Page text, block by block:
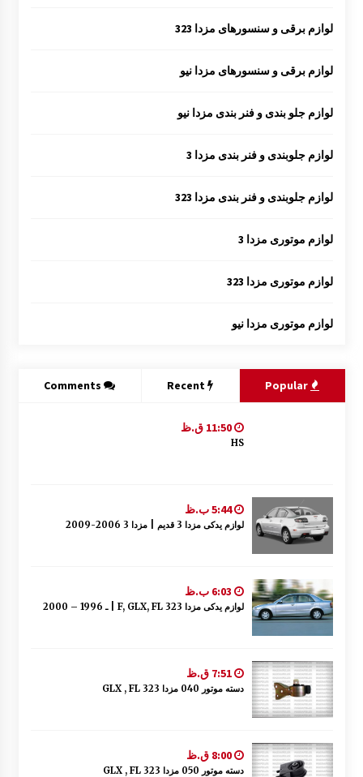
لوازم برقی و سنسورهای مزدا 323
لوازم برقی و سنسورهای مزدا نیو
لوازم جلو بندی و فنر بندی مزدا نیو
لوازم جلوبندی و فنر بندی مزدا 3
لوازم جلوبندی و فنر بندی مزدا 323
لوازم موتوری مزدا 3
لوازم موتوری مزدا 323
لوازم موتوری مزدا نیو
Recent
Comments
11:50 ق.ظ
HS
5:44 ب.ظ
لوازم یدکی مزدا 3 قدیم | مزدا 3 2006-2009
لوازم یدکی مزدا 323 F, GLX, FL | ـ 1996 – 2000
7:51 ق.ظ
دسته موتور 040 مزدا 323 GLX , FL
8:00 ق.ظ
دسته موتور 050 مزدا 323 GLX , FL